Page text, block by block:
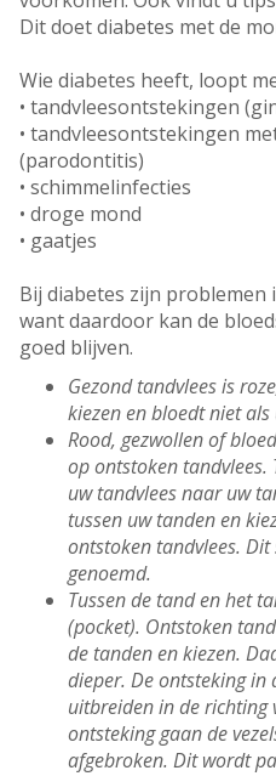
Dit doet diabetes met de
Wie diabetes heeft, loopt
• tandvleesontstekingen
• tandvleesontstekingen
(parodontitis)
• schimmelinfecties
• droge mond
• gaatjes
Bij diabetes zijn problemen
want daardoor kan de
goed blijven.
Gezond tandvlees is
kiezen en bloedt niet
Rood, gezwollen of
op ontstoken tandvlees.
uw tandvlees naar uw
tussen uw tanden en
ontstoken tandvlees.
genoemd.
Tussen de tand en het
(pocket). Ontstoken
de tanden en kiezen.
dieper. De ontsteking in
uitbreiden in de richting
ontsteking gaan de
afgebroken. Dit wordt